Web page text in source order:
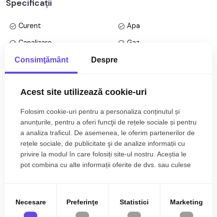
• Living cu balcon;
• Hol intermediar;
• Usa intrare: metal;
• Usi interioare: lemn;
• Pereti: vopsea lavabila;
• Podele: parchet, gresie.
Utilitati si dotari:
• Bucatarie: partial mobilata, partial utilata;
• Mobilat: semimobilat;
• Utilitati: curent electric, apa, canalizare, gaz, catv, telefon,
• Caracteristici bloc: interfon, lift.
Specificații
Curent
Apa
Canalizare
Gaz
CATV
Centrala imobil
Calorifere
Vopsea lavabila
Faianta
Parchet
Gresie
Necesita renovare
Lemn
Metal
Lemn
Partial
Interfon
Mai multe specificații
Emilian Niculiciu
Director agentie Cluj-
Consimţământ Despre
Acest site utilizează cookie-uri
Folosim cookie-uri pentru a personaliza conținutul și
anunțurile, pentru a oferi funcţii de rețele sociale și pentru
a analiza traficul. De asemenea, le oferim partenerilor de
rețele sociale, de publicitate şi de analize informații cu
privire la modul în care folosiți site-ul nostru. Aceștia le
pot combina cu alte informații oferite de dvs. sau culese
Necesare Preferinţe Statistici Marketing